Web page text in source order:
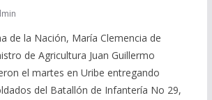
de la Nación, María Clemencia de
de Agricultura Juan Guillermo
el martes en Uribe entregando
del Batallón de Infantería No 29,